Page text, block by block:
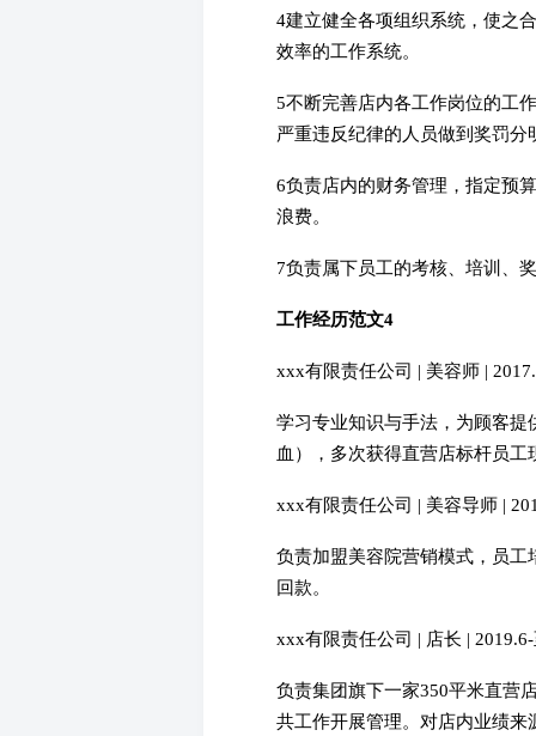
4建立健全各项组织系统，使之
效率的工作系统。
5不断完善店内各工作岗位的工
严重违反纪律的人员做到奖罚分
6负责店内的财务管理，指定预
浪费。
7负责属下员工的考核、培训、
工作经历范文4
xxx有限责任公司 | 美容师 |
学习专业知识与手法，为顾客
血），多次获得直营店标杆员工
xxx有限责任公司 | 美容导师 |
负责加盟美容院营销模式，员
回款。
xxx有限责任公司 | 店长 |
负责集团旗下一家350平米直营
共工作开展管理。对店内业绩